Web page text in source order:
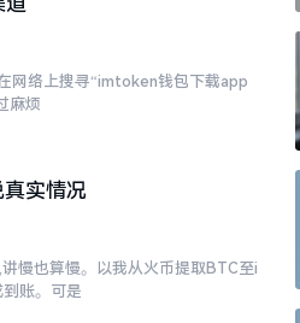
网络上搜寻“imtoken钱包下载app
麻烦
实情况
慢也算慢。以我从火币提取BTC至i
账。可是